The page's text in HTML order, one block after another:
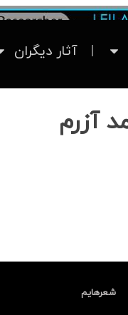
آثار دیگران
شعرهایم